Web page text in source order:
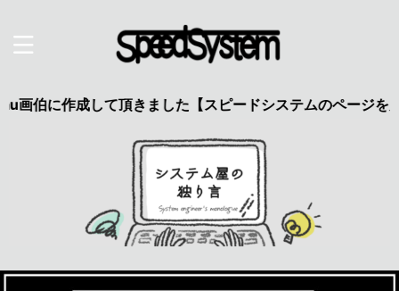
して頂きました【スピードシステムのページを見た】で特